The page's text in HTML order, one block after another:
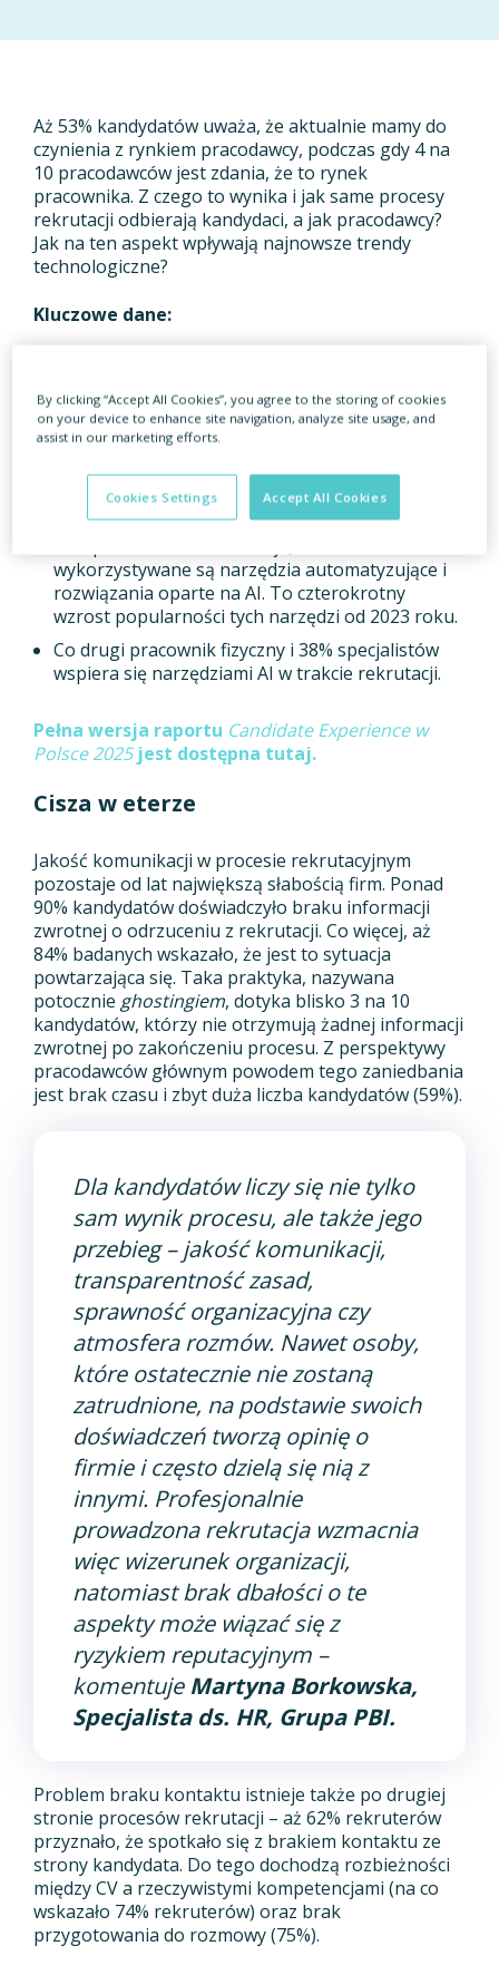
Aż 53% kandydatów uważa, że aktualnie mamy do
czynienia z rynkiem pracodawcy, podczas gdy 4 na
10 pracodawców jest zdania, że to rynek
pracownika. Z czego to wynika i jak same procesy
rekrutacji odbierają kandydaci, a jak pracodawcy?
Jak na ten aspekt wpływają najnowsze trendy
technologiczne?
Kluczowe dane:
drugiej strony, aż 62% rekruterów spotkało się z
brakiem kontaktu ze strony kandydata.
fizycznych twierdzi, że ważne jest dla nich, aby
oferta pracy zawierała widełki wynagrodzenia.
wykorzystywane są narzędzia automatyzujące i
rozwiązania oparte na AI. To czterokrotny
wzrost popularności tych narzędzi od 2023 roku.
Co drugi pracownik fizyczny i 38% specjalistów
wspiera się narzędziami AI w trakcie rekrutacji.
Pełna wersja raportu Candidate Experience w
Polsce 2025jest dostępna tutaj.
Cisza w eterze
Jakość komunikacji w procesie rekrutacyjnym
pozostaje od lat największą słabością firm. Ponad
90% kandydatów doświadczyło braku informacji
zwrotnej o odrzuceniu z rekrutacji. Co więcej, aż
84% badanych wskazało, że jest to sytuacja
powtarzająca się. Taka praktyka, nazywana
potocznie ghostingiem, dotyka blisko 3 na 10
kandydatów, którzy nie otrzymują żadnej informacji
zwrotnej po zakończeniu procesu. Z perspektywy
pracodawców głównym powodem tego zaniedbania
jest brak czasu i zbyt duża liczba kandydatów (59%).
Dla kandydatów liczy się nie tylko
sam wynik procesu, ale także jego
przebieg – jakość komunikacji,
transparentność zasad,
sprawność organizacyjna czy
atmosfera rozmów. Nawet osoby,
które ostatecznie nie zostaną
zatrudnione, na podstawie swoich
doświadczeń tworzą opinię o
firmie i często dzielą się nią z
innymi. Profesjonalnie
prowadzona rekrutacja wzmacnia
więc wizerunek organizacji,
natomiast brak dbałości o te
aspekty może wiązać się z
ryzykiem reputacyjnym –
komentuje Martyna Borkowska,
Specjalista ds. HR, Grupa PBI.
Problem braku kontaktu istnieje także po drugiej
stronie procesów rekrutacji – aż 62% rekruterów
przyznało, że spotkało się z brakiem kontaktu ze
strony kandydata. Do tego dochodzą rozbieżności
między CV a rzeczywistymi kompetencjami (na co
wskazało 74% rekruterów) oraz brak
przygotowania do rozmowy (75%).
By clicking “Accept All Cookies”, you agree to the storing of cookies
on your device to enhance site navigation, analyze site usage, and
assist in our marketing efforts.
Accept All Cookies
Cookies Settings